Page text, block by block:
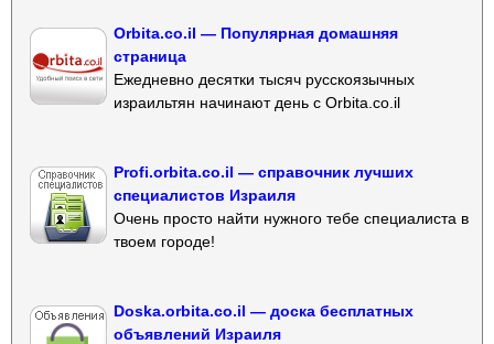
Orbita.co.il — Популярная домашняя
страница
Ежедневно десятки тысяч русскоязычных
израильтян начинают день с Orbita.co.il
Profi.orbita.co.il — справочник лучших
специалистов Израиля
Очень просто найти нужного тебе специалиста в
твоем городе!
Doska.orbita.co.il — доска бесплатных
объявлений Израиля